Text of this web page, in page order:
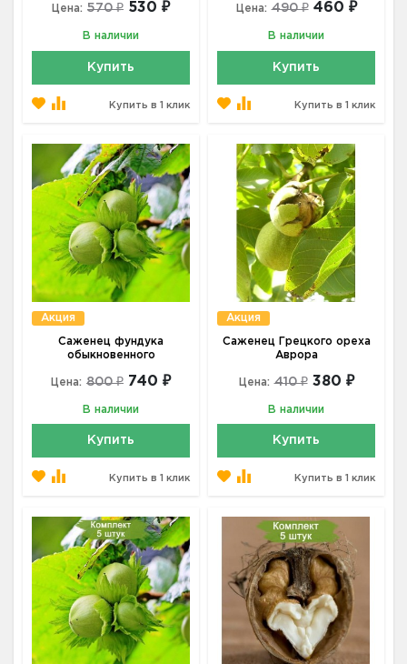
Цена: 570 ₽ 530 ₽
В наличии
Купить
Купить в 1 клик
Цена: 490 ₽ 460 ₽
В наличии
Купить
Купить в 1 клик
Акция
Саженец фундука
обыкновенного
Цена: 800 ₽ 740 ₽
В наличии
Купить
Купить в 1 клик
Акция
Саженец Грецкого ореха
Аврора
Цена: 410 ₽ 380 ₽
В наличии
Купить
Купить в 1 клик